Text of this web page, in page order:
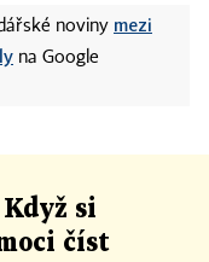
noviny mezi
na Google
si
číst